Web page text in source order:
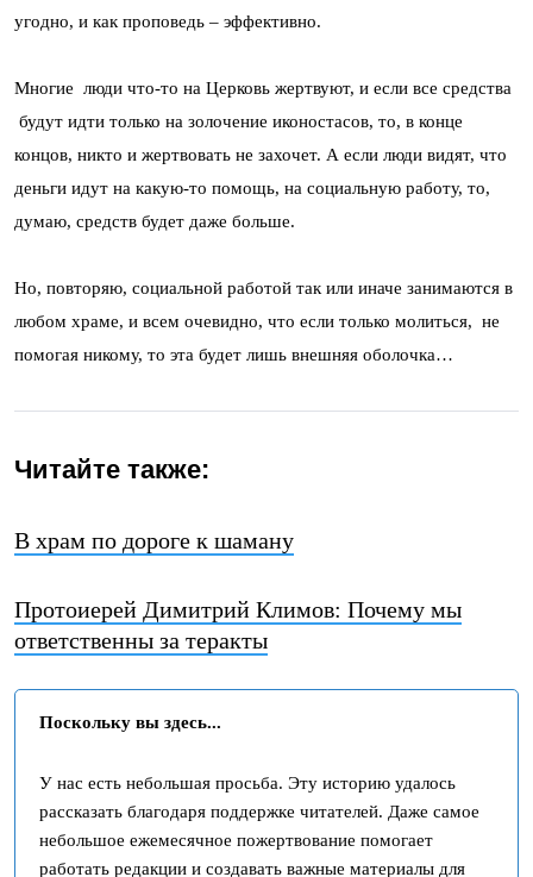
угодно, и как проповедь – эффективно.
Многие люди что-то на Церковь жертвуют, и если все средства
будут идти только на золочение иконостасов, то, в конце
концов, никто и жертвовать не захочет. А если люди видят, что
деньги идут на какую-то помощь, на социальную работу, то,
думаю, средств будет даже больше.
Но, повторяю, социальной работой так или иначе занимаются в
любом храме, и всем очевидно, что если только молиться, не
помогая никому, то эта будет лишь внешняя оболочка…
Читайте также:
В храм по дороге к шаману
Протоиерей Димитрий Климов: Почему мы
ответственны за теракты
Поскольку вы здесь...
У нас есть небольшая просьба. Эту историю удалось
рассказать благодаря поддержке читателей. Даже самое
небольшое ежемесячное пожертвование помогает
работать редакции и создавать важные материалы для